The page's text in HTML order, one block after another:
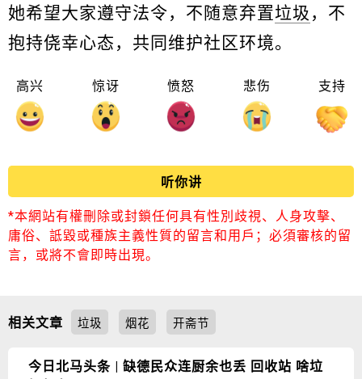
她希望大家遵守法令，不随意弃置垃圾 ，不
抱持侥幸心态，共同维护社区环境。
高兴 惊讶 愤怒 悲伤 支持
听你讲
*本網站有權刪除或封鎖任何具有性別歧視、人身攻擊、
庸俗、詆毀或種族主義性質的留言和用戶；必須審核的留
言，或將不會即時出現。
相关文章 垃圾 烟花 开斋节
今日北马头条 | 缺德民众连厨余也丢 回收站 啥垃